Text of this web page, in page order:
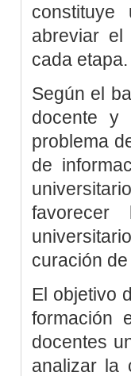
abreviar el
cada etapa.
Según el
docente y
problema
de
curación
El objetivo
formación
docentes
analizar la